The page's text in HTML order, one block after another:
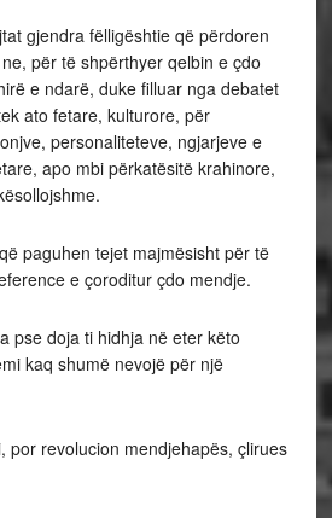
gjendra fëlligështie që përdoren
për të shpërthyer qelbin e çdo
e ndarë, duke filluar nga debatet
ato fetare, kulturore, për
personaliteteve, ngjarjeve e
apo mbi përkatësitë krahinore,
paguhen tejet majmësisht për të
e çoroditur çdo mendje.
pse doja ti hidhja në eter këto
kaq shumë nevojë për një
por revolucion mendjehapës, çlirues